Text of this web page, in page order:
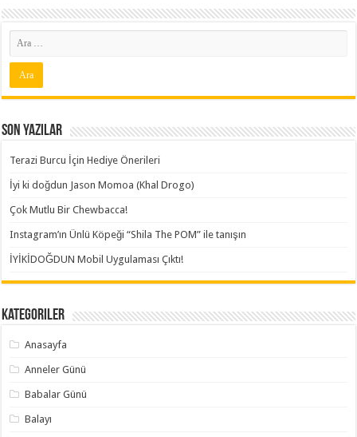
Son Yazılar
Terazi Burcu İçin Hediye Önerileri
İyi ki doğdun Jason Momoa (Khal Drogo)
Çok Mutlu Bir Chewbacca!
Instagram’ın Ünlü Köpeği “Shila The POM” ile tanışın
İYİKİDOĞDUN Mobil Uygulaması Çıktı!
Kategoriler
Anasayfa
Anneler Günü
Babalar Günü
Balayı